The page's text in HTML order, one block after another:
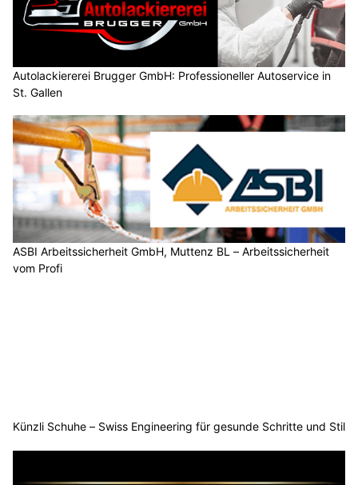
Autolackiererei Brugger GmbH: Professioneller Autoservice in
St. Gallen
ASBI Arbeitssicherheit GmbH, Muttenz BL – Arbeitssicherheit
vom Profi
Künzli Schuhe – Swiss Engineering für gesunde Schritte und Stil